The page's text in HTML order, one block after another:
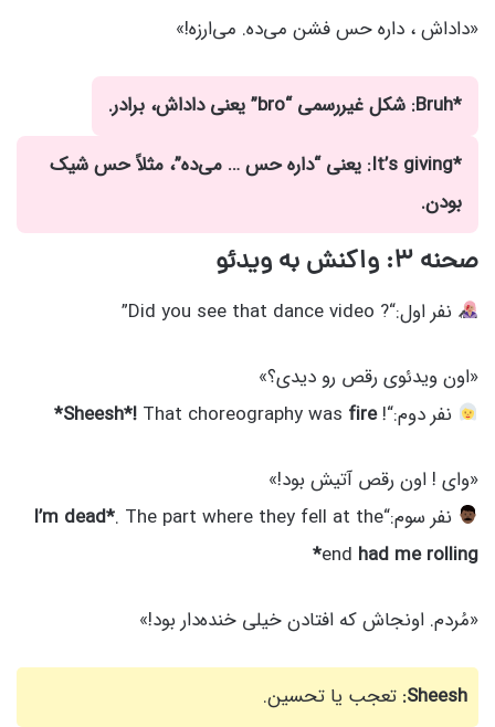
«داداش ، داره حس فشن می‌ده. می‌ارزه!»
*Bruh: شکل غیررسمی “bro” یعنی داداش، برادر.
*It’s giving: یعنی “داره حس … می‌ده”، مثلاً حس شیک
بودن.
صحنه ۳: واکنش به ویدئو
نفر اول:“? Did you see that dance video”
«اون ویدئوی رقص رو دیدی؟»
نفر دوم:“!
Sheesh*!That choreography was fire*
«وای ! اون رقص آتیش بود!»
نفر سوم:“
I’m dead*. The part where they fell at the
end had me rolling*
«مُردم. اونجاش که افتادن خیلی خنده‌دار بود!»
Sheesh: تعجب یا تحسین.